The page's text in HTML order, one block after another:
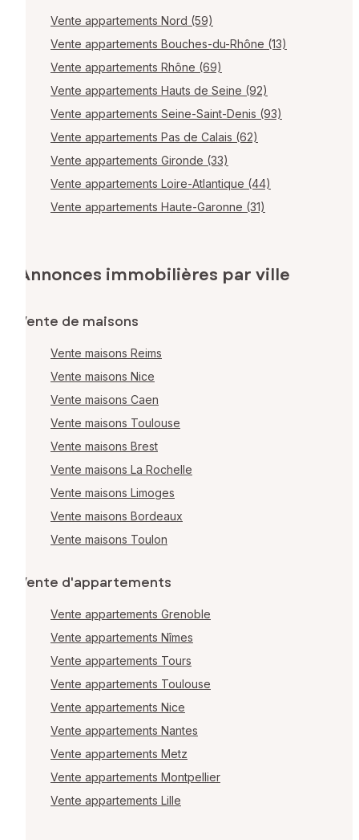
Vente appartements Nord (59)
Vente appartements Bouches-du-Rhône (13)
Vente appartements Rhône (69)
Vente appartements Hauts de Seine (92)
Vente appartements Seine-Saint-Denis (93)
Vente appartements Pas de Calais (62)
Vente appartements Gironde (33)
Vente appartements Loire-Atlantique (44)
Vente appartements Haute-Garonne (31)
Annonces immobilières par ville
Vente de maisons
Vente maisons Reims
Vente maisons Nice
Vente maisons Caen
Vente maisons Toulouse
Vente maisons Brest
Vente maisons La Rochelle
Vente maisons Limoges
Vente maisons Bordeaux
Vente maisons Toulon
Vente d'appartements
Vente appartements Grenoble
Vente appartements Nîmes
Vente appartements Tours
Vente appartements Toulouse
Vente appartements Nice
Vente appartements Nantes
Vente appartements Metz
Vente appartements Montpellier
Vente appartements Lille